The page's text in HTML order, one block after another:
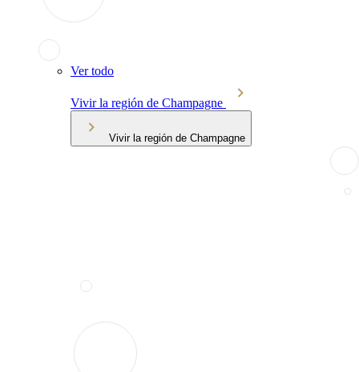
Ver todo
Vivir la región de Champagne
Vivir la región de Champagne